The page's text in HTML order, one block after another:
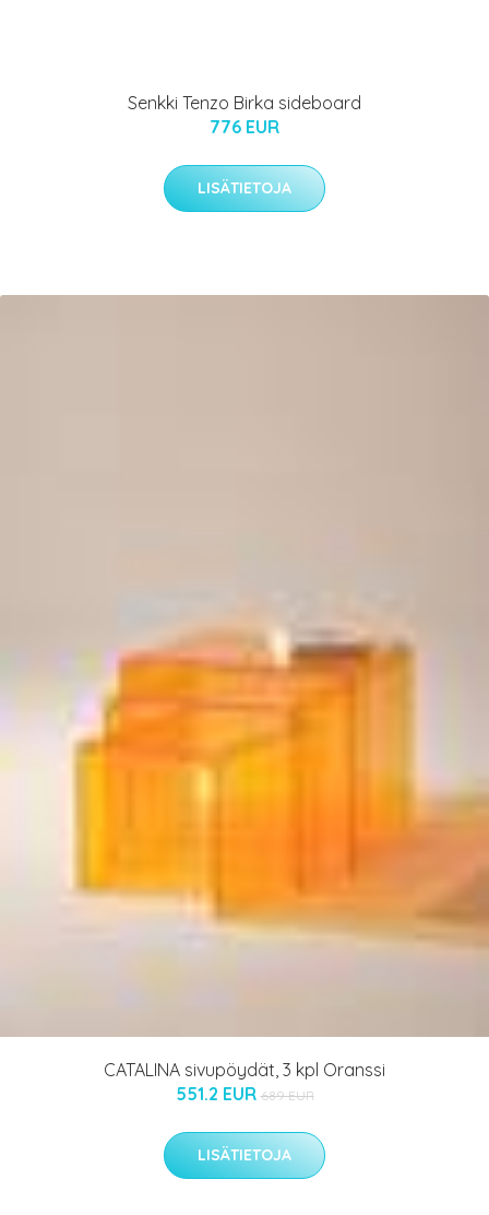
Senkki Tenzo Birka sideboard
776 EUR
LISÄTIETOJA
CATALINA sivupöydät, 3 kpl Oranssi
551.2 EUR 689 EUR
LISÄTIETOJA